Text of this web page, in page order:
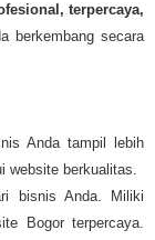
terpercaya,
berkembang secara
Anda tampil lebih
website berkualitas.
bisnis Anda. Miliki
Bogor terpercaya.